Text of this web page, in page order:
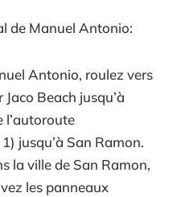
de Manuel Antonio:
Antonio, roulez vers
Beach jusqu’à
l’autoroute
jusqu’à San Ramon.
la ville de San Ramon,
les panneaux